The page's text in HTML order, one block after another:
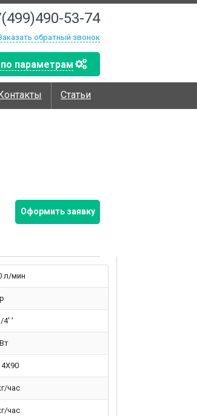
53-74
обратный звонок
параметрам
Статьи
Оформить заявку
л/мин
4' '
4X90
час
час